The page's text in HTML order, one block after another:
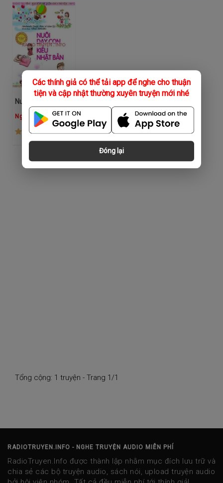
Các thính giả có thể tải app để nghe cho thuận
tiện và cập nhật thường xuyên truyện mới nhé
Đóng lại
Nguyễn Nguyệt Ánh
Tổng cộng: 1 truyện - Trang 1/1
RADIOTRUYEN.INFO - NGHE TRUYỆN AUDIO MIỄN PHÍ
RadioTruyen.Info được thành lập nhằm mục đích lưu trữ và
chia sẻ các bộ truyện audio, sách nói, upload truyện audio